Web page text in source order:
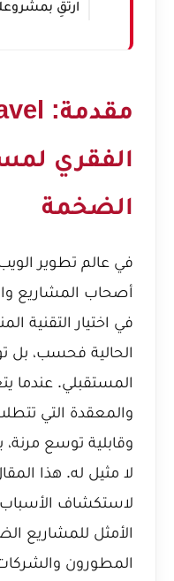
ارتقِ
الفقري
الضخمة
في عالم تطوير
أصحاب المشاريع
في اختيار التقنية
الحالية فحسب، بل
المستقبلي. عندما
والمعقدة التي تتطلب
لا مثيل له. هذا
الأمثل للمشاريع
المطورون